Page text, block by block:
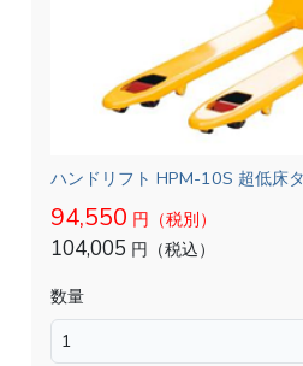
ハンドリフト HPM-10S 超低
94,550 円（税別）
104,005 円（税込）
数量